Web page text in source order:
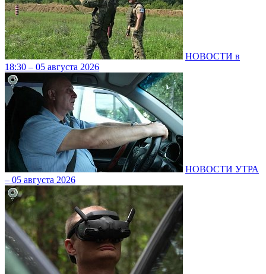
НОВОСТИ в
18:30 – 05 августа 2026
НОВОСТИ УТРА
– 05 августа 2026